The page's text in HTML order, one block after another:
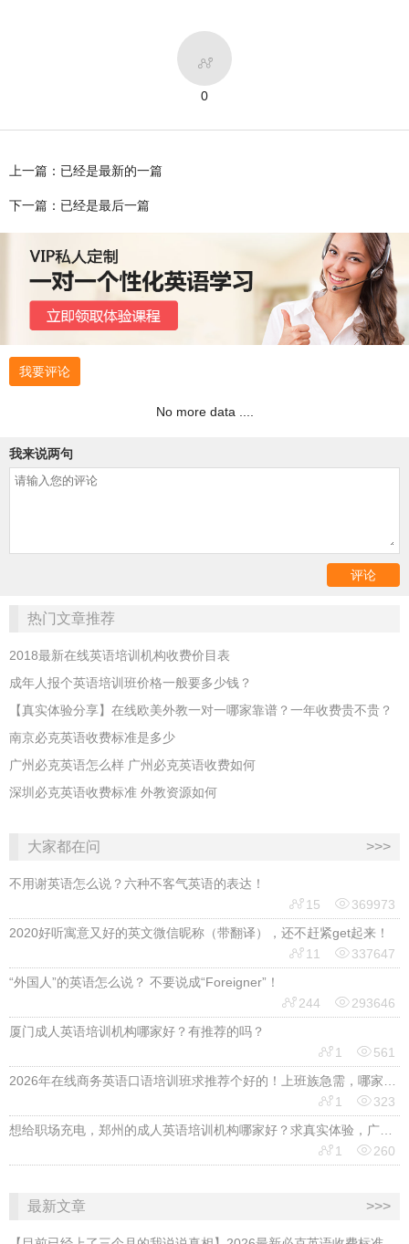

0
上一篇：已经是最新的一篇
下一篇：已经是最后一篇
我要评论
No more data ....
我来说两句
热门文章推荐
2018最新在线英语培训机构收费价目表
成年人报个英语培训班价格一般要多少钱？
【真实体验分享】在线欧美外教一对一哪家靠谱？一年收费贵不贵？
南京必克英语收费标准是多少
广州必克英语怎么样 广州必克英语收费如何
深圳必克英语收费标准 外教资源如何
大家都在问 >>>
不用谢英语怎么说？六种不客气英语的表达！
15 369973
2020好听寓意又好的英文微信昵称（带翻译），还不赶紧get起来！
11 337647
“外国人”的英语怎么说？ 不要说成“Foreigner”！
244 293646
厦门成人英语培训机构哪家好？有推荐的吗？
1 561
2026年在线商务英语口语培训班求推荐个好的！上班族急需，哪家好？
1 323
想给职场充电，郑州的成人英语培训机构哪家好？求真实体验，广告勿扰，感谢！
1 260
最新文章 >>>